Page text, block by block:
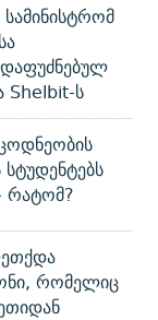
Shelbit-ს
რატომ?
რომელიც